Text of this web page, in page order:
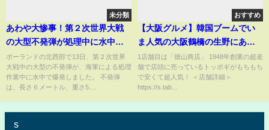
未分類
あわや大惨事！第２次世界大戦
の大型不発弾が処理中に水中爆
発（2020年10月15日）
ポーランドの北西部で13日、第２次世界
大戦中の大型の不発弾が、海軍による処理
作業中に水中で爆発しました。 不発弾
は、長さ６メートル、重さ5....
おすすめ
【大阪グルメ】韓国ブームでい
ま人気の大阪鶴橋の生野にある
コリアタウン食べ歩き6選を紹
介！
1店舗目は「徳山商店」 1948年創業の超老
舗で店頭に売っているトッポギがもちもち
で安くて超人気！ ＜店舗詳細＞
https://s.tab...
s